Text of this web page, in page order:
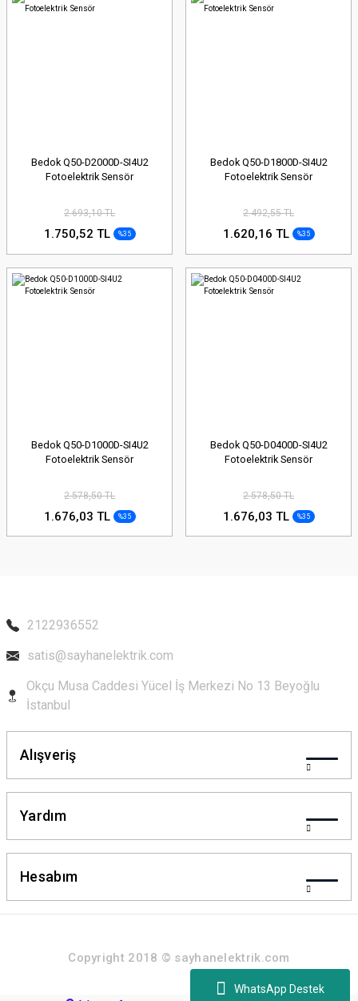
WhatsApp Destek
Bedok Q50-D2000D-SI4U2
Fotoelektrik Sensör
2.693,10 TL
1.750,52 TL %35
Bedok Q50-D1800D-SI4U2
Fotoelektrik Sensör
2.492,55 TL
1.620,16 TL %35
Bedok Q50-D1000D-SI4U2
Fotoelektrik Sensör
2.578,50 TL
1.676,03 TL %35
Bedok Q50-D0400D-SI4U2
Fotoelektrik Sensör
2.578,50 TL
1.676,03 TL %35
2122936552
satis@sayhanelektrik.com
Okçu Musa Caddesi Yücel İş Merkezi No 13 Beyoğlu
İstanbul
Alışveriş
Yardım
Hesabım
Copyright 2018 © sayhanelektrik.com